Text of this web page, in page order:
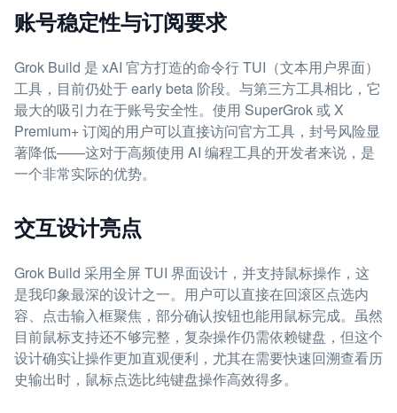
账号稳定性与订阅要求
Grok Build 是 xAI 官方打造的命令行 TUI（文本用户界面）
工具，目前仍处于 early beta 阶段。与第三方工具相比，它
最大的吸引力在于账号安全性。使用 SuperGrok 或 X
Premium+ 订阅的用户可以直接访问官方工具，封号风险显
著降低——这对于高频使用 AI 编程工具的开发者来说，是
一个非常实际的优势。
交互设计亮点
Grok Build 采用全屏 TUI 界面设计，并支持鼠标操作，这
是我印象最深的设计之一。用户可以直接在回滚区点选内
容、点击输入框聚焦，部分确认按钮也能用鼠标完成。虽然
目前鼠标支持还不够完整，复杂操作仍需依赖键盘，但这个
设计确实让操作更加直观便利，尤其在需要快速回溯查看历
史输出时，鼠标点选比纯键盘操作高效得多。